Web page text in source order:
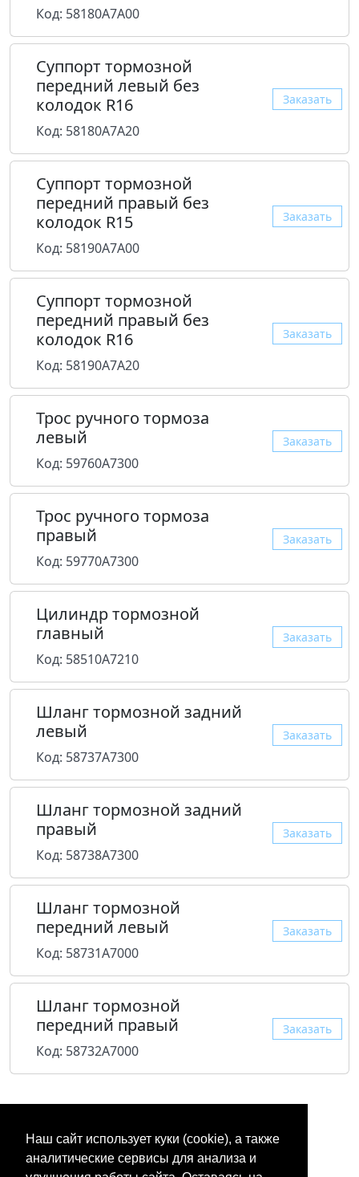
Наш сайт использует куки (cookie), а также
аналитические сервисы для анализа и
Код: 58180A7A00
Суппорт тормозной
передний левый без
колодок R16
Код: 58180A7A20
Заказать
Суппорт тормозной
передний правый без
колодок R15
Код: 58190A7A00
Заказать
Суппорт тормозной
передний правый без
колодок R16
Код: 58190A7A20
Заказать
Трос ручного тормоза
левый
Код: 59760A7300
Заказать
Трос ручного тормоза
правый
Код: 59770A7300
Заказать
Цилиндр тормозной
главный
Код: 58510A7210
Заказать
Шланг тормозной задний
левый
Код: 58737A7300
Заказать
Шланг тормозной задний
правый
Код: 58738A7300
Заказать
Шланг тормозной
передний левый
Код: 58731A7000
Заказать
Шланг тормозной
передний правый
Код: 58732A7000
Заказать